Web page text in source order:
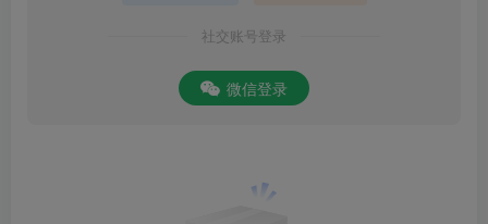
社交账号登录
微信登录